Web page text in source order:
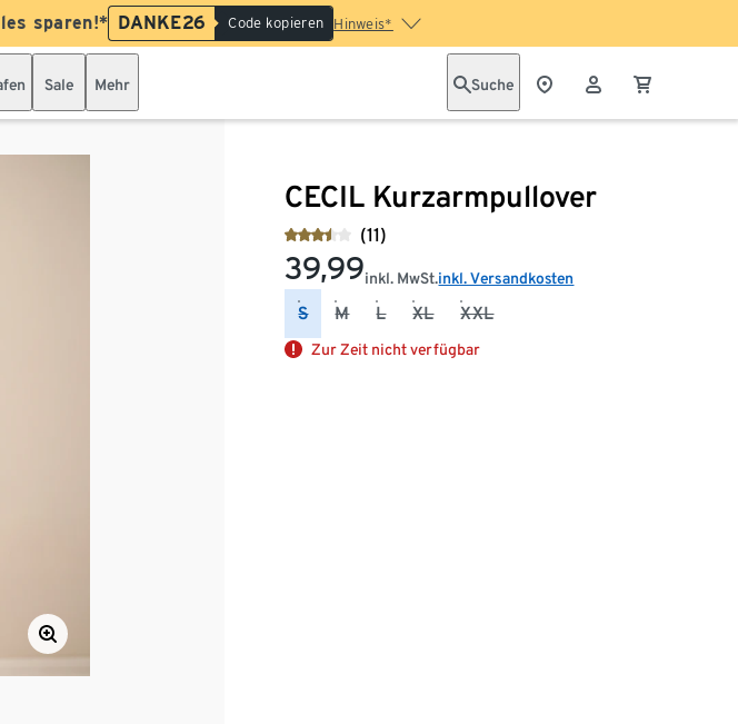
sparen!* DANKE26 Code kopieren Hinweis*
Sale Mehr Suche
CECIL Kurzarmpullover
(11)
39,99inkl. MwSt.inkl. Versandkosten
S M L XL XXL
Zur Zeit nicht verfügbar